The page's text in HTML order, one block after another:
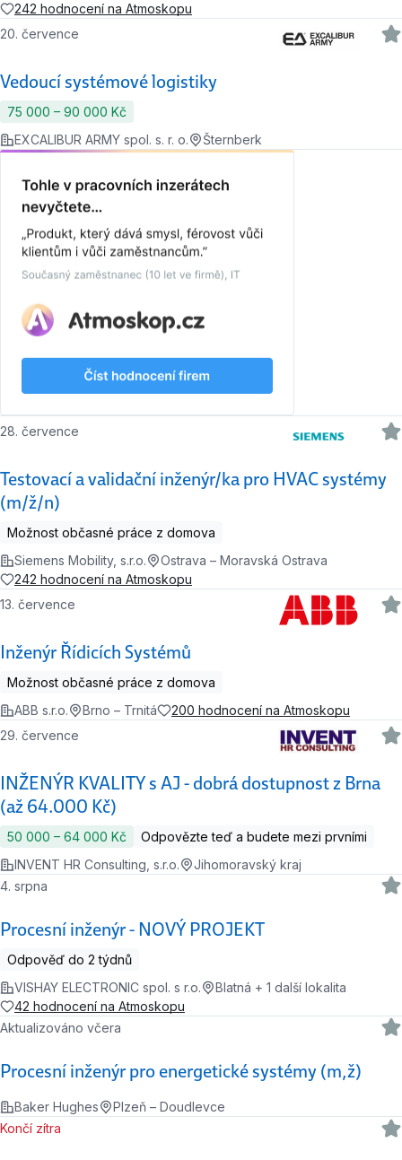
242 hodnocení na Atmoskopu
Vedoucí systémové logistiky
20. července
75 000 ‍–‍ 90 000 Kč
EXCALIBUR ARMY spol. s. r. o.
Šternberk
Testovací a validační inženýr/ka pro HVAC systémy
(m/ž/n)
28. července
Možnost občasné práce z domova
Siemens Mobility, s.r.o.
Ostrava – Moravská Ostrava
242 hodnocení na Atmoskopu
Inženýr Řídicích Systémů
13. července
Možnost občasné práce z domova
ABB s.r.o.
Brno – Trnitá 200 hodnocení na Atmoskopu
INŽENÝR KVALITY s AJ - dobrá dostupnost z Brna
(až 64.000 Kč)
29. července
50 000 ‍–‍ 64 000 Kč
Odpovězte teď a budete mezi prvními
INVENT HR Consulting, s.r.o.
Jihomoravský kraj
Procesní inženýr - NOVÝ PROJEKT
4. srpna
Odpověď do 2 týdnů
VISHAY ELECTRONIC spol. s r.o.
Blatná + 1 další lokalita
42 hodnocení na Atmoskopu
Procesní inženýr pro energetické systémy (m,ž)
Aktualizováno včera
Baker Hughes
Plzeň – Doudlevce
Končí zítra